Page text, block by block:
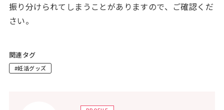
振り分けられてしまうことがありますので、ご確認くだ
さい。
関連タグ
#妊活グッズ